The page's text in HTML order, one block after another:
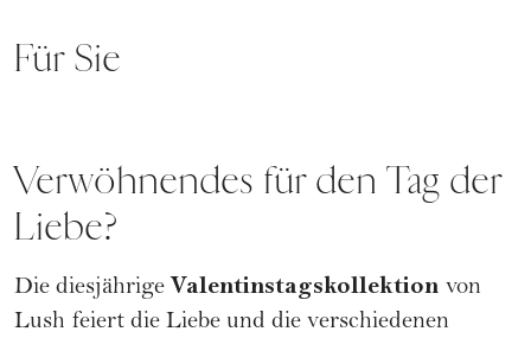
Für Sie
Verwöhnendes für den Tag der
Liebe?
Die diesjährige Valentinstagskollektion von
Lush feiert die Liebe und die verschiedenen